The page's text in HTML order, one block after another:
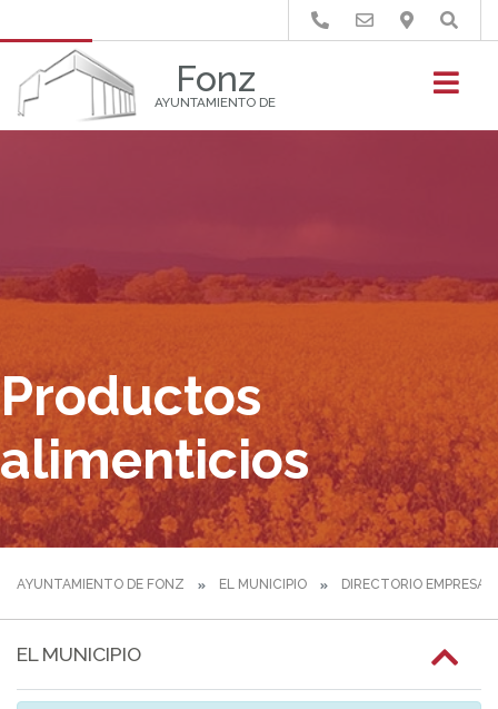
Fonz
AYUNTAMIENTO DE
Buscar
Productos
alimenticios
AYUNTAMIENTO DE FONZ EL MUNICIPIO DIRECTORIO
EL MUNICIPIO